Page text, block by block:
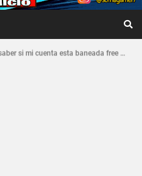
Nuevo recuperador de cuentas de Free Fire actualizado 2026